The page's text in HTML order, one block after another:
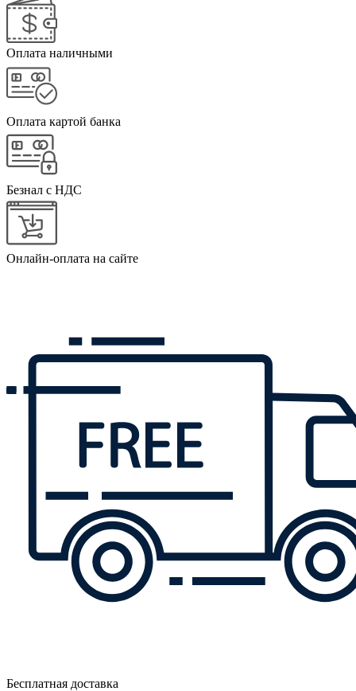
Оплата наличными
Оплата картой банка
Безнал с НДС
Онлайн-оплата на сайте
Бесплатная доставка